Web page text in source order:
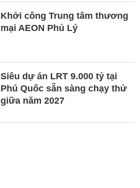
Khởi công Trung tâm thương
mại AEON Phủ Lý
Siêu dự án LRT 9.000 tỷ tại
Phú Quốc sẵn sàng chạy thử
giữa năm 2027